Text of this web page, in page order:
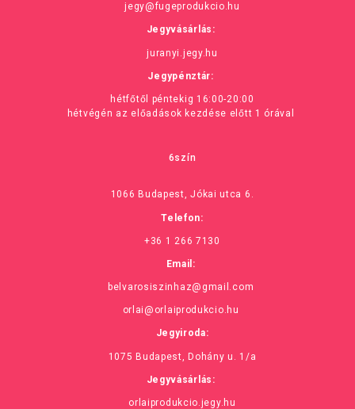
jegy@fugeprodukcio.hu
Jegyvásárlás:
juranyi.jegy.hu
Jegypénztár:
hétfőtől péntekig 16:00-20:00
hétvégén az előadások kezdése előtt 1 órával
6szín
1066 Budapest, Jókai utca 6.
Telefon:
+36 1 266 7130
Email:
belvarosiszinhaz@gmail.com
orlai@orlaiprodukcio.hu
Jegyiroda:
1075 Budapest, Dohány u. 1/a
Jegyvásárlás:
orlaiprodukcio.jegy.hu